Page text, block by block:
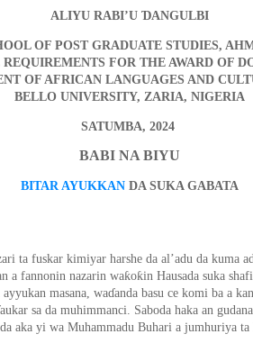
ALIYU RABI’U ƊANGULBI
OF POST GRADUATE STUDIES, AH
FOR THE AWARD OF
OF AFRICAN LANGUAGES AND
BELLO UNIVERSITY, ZARIA, NIGERIA
SATUMBA, 2024
BABI NA BIYU
BITAR AYUKKAN DA SUKA GABATA
ta fuskar kimiyar harshe da al’adu da kuma
a fannonin nazarin waƙoƙin Hausada suka shafi
masana, waɗanda basu ce komi ba a
aukar sa da muhimmanci. Saboda haka an
aka yi wa Muhammadu Buhari a jumhuriya ta